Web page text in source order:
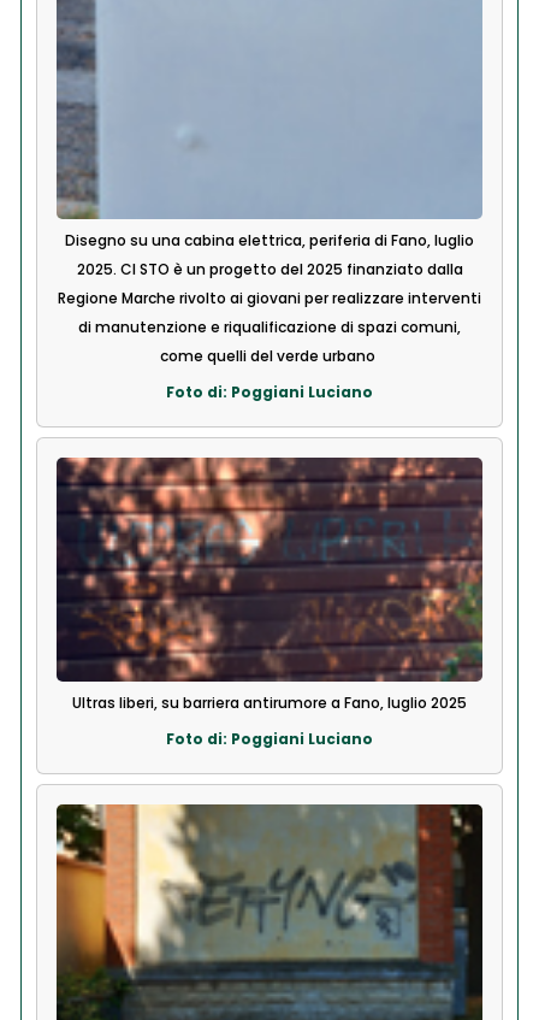
Disegno su una cabina elettrica, periferia di Fano, luglio
2025. CI STO è un progetto del 2025 finanziato dalla
Regione Marche rivolto ai giovani per realizzare interventi
di manutenzione e riqualificazione di spazi comuni,
come quelli del verde urbano
Foto di: Poggiani Luciano
Ultras liberi, su barriera antirumore a Fano, luglio 2025
Foto di: Poggiani Luciano